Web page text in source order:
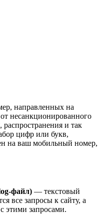
направленных на
несанкционированного
распространения и так
цифр или букв,
на ваш мобильный номер,
файл) — текстовый
все запросы к сайту, а
этими запросами.